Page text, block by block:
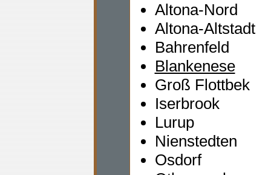
Altona-Nord
Altona-Altstadt
Bahrenfeld
Blankenese
Groß Flottbek
Iserbrook
Lurup
Nienstedten
Osdorf